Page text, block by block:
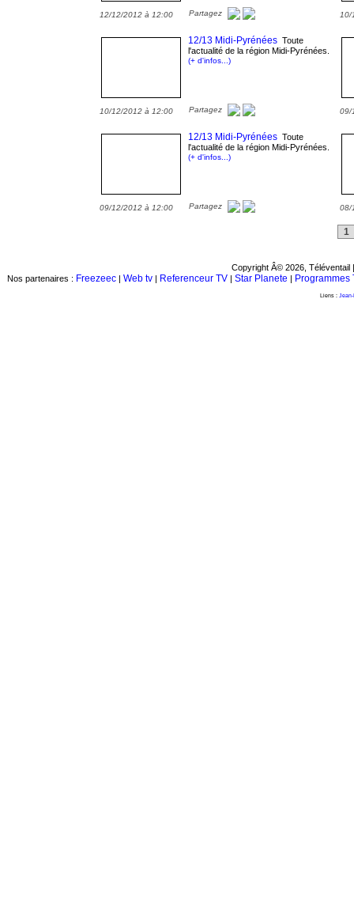
12/12/2012 à 12:00 Partagez 10/
12/13 Midi-Pyrénées Toute
l'actualité de la région Midi-Pyrénées.
(+ d'infos...)
10/12/2012 à 12:00 Partagez 09/
12/13 Midi-Pyrénées Toute
l'actualité de la région Midi-Pyrénées.
(+ d'infos...)
09/12/2012 à 12:00 Partagez 08/
1
Copyright Â© 2026, Téléventail
Nos partenaires : Freezeec| Web tv| Referenceur TV| Star Planete | Programmes
Liens :